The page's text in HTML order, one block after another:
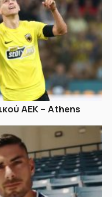
ΑΕΚ – Athens